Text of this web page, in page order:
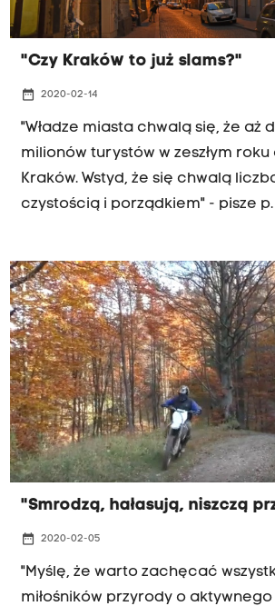
"Czy Kraków to już slams?"
date_range 2020-02-14
"Władze miasta chwalą się, że aż
milionów turystów w zeszłym roku
Kraków. Wstyd, że się chwalą
czystością i porządkiem" - pisze p.
"Smrodzą, hałasują, niszczą
date_range 2020-02-05
"Myślę, że warto zachęcać
miłośników przyrody o